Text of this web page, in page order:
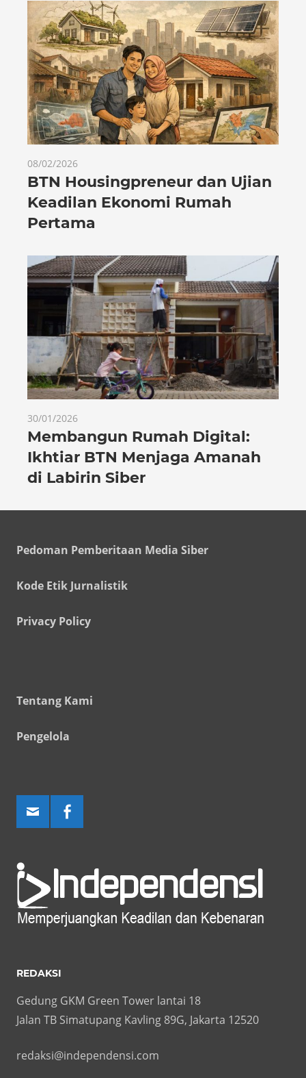
08/02/2026
BTN Housingpreneur dan Ujian
Keadilan Ekonomi Rumah
Pertama
30/01/2026
Membangun Rumah Digital:
Ikhtiar BTN Menjaga Amanah
di Labirin Siber
Pedoman Pemberitaan Media Siber
Kode Etik Jurnalistik
Privacy Policy
Tentang Kami
Pengelola
REDAKSI
Gedung GKM Green Tower lantai 18
Jalan TB Simatupang Kavling 89G, Jakarta 12520
redaksi@independensi.com